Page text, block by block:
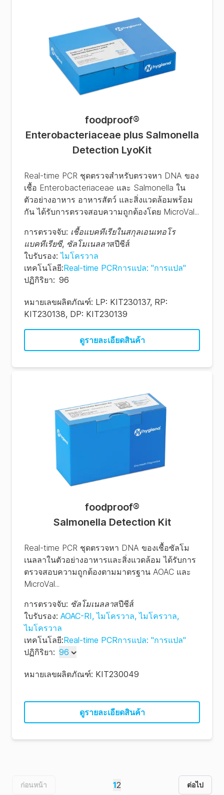
foodproof®
Enterobacteriaceae plus Salmonella
Detection LyoKit
Real-time PCR ชุดตรวจสำหรับตรวจหา DNA ของ
เชื้อ Enterobacteriaceae และ Salmonella ใน
ตัวอย่างอาหาร อาหารสัตว์ และสิ่งแวดล้อมพร้อม
กัน ได้รับการตรวจสอบความถูกต้องโดย MicroVal...
การตรวจจับ: เชื้อแบคทีเรียในสกุลเอนเทอโร
แบคทีเรียซี, ซัลโมเนลลาสปีชีส์
ใบรับรอง:ไมโครวาล
เทคโนโลยี:Real-time PCRการแปล: "การแปล"
ปฏิกิริยา: 96
หมายเลขผลิตภัณฑ์: LP: KIT230137, RP:
KIT230138, DP: KIT230139
ดูรายละเอียดสินค้า
foodproof®
Salmonella Detection Kit
Real-time PCR ชุดตรวจหา DNA ของเชื้อซัลโม
เนลลาในตัวอย่างอาหารและสิ่งแวดล้อม ได้รับการ
ตรวจสอบความถูกต้องตามมาตรฐาน AOAC และ
MicroVal...
การตรวจจับ: ซัลโมเนลลาสปีชีส์
ใบรับรอง: AOAC-RI,ไมโครวาล,ไมโครวาล,
ไมโครวาล
เทคโนโลยี:Real-time PCRการแปล: "การแปล"
ปฏิกิริยา: 96
480
หมายเลขผลิตภัณฑ์: KIT230049
ดูรายละเอียดสินค้า
ก่อนหน้า 12 ต่อไป